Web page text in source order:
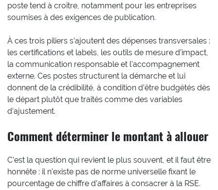
poste tend à croître, notamment pour les entreprises
soumises à des exigences de publication.
À ces trois piliers s’ajoutent des dépenses transversales :
les certifications et labels, les outils de mesure d’impact,
la communication responsable et l’accompagnement
externe. Ces postes structurent la démarche et lui
donnent de la crédibilité, à condition d’être budgétés dès
le départ plutôt que traités comme des variables
d’ajustement.
Comment déterminer le montant à allouer
C’est la question qui revient le plus souvent, et il faut être
honnête : il n’existe pas de norme universelle fixant le
pourcentage de chiffre d’affaires à consacrer à la RSE.